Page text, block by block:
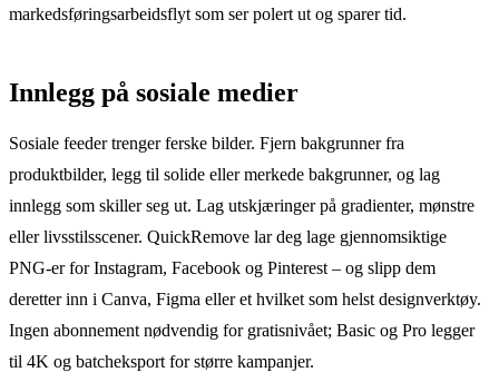
markedsføringsarbeidsflyt som ser polert ut og sparer tid.
Innlegg på sosiale medier
Sosiale feeder trenger ferske bilder. Fjern bakgrunner fra
produktbilder, legg til solide eller merkede bakgrunner, og lag
innlegg som skiller seg ut. Lag utskjæringer på gradienter, mønstre
eller livsstilsscener. QuickRemove lar deg lage gjennomsiktige
PNG-er for Instagram, Facebook og Pinterest – og slipp dem
deretter inn i Canva, Figma eller et hvilket som helst designverktøy.
Ingen abonnement nødvendig for gratisnivået; Basic og Pro legger
til 4K og batcheksport for større kampanjer.